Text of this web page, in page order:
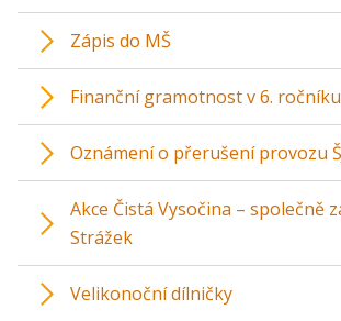
Zápis do MŠ
Finanční gramotnost v 6. ročníku
Oznámení o přerušení provozu
Akce Čistá Vysočina – společně
Strážek
Velikonoční dílničky